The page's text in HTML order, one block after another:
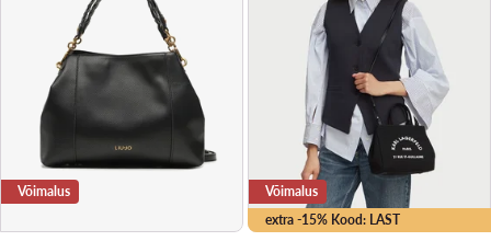
Võimalus
extra -15% Kood: LAST
Võimalus